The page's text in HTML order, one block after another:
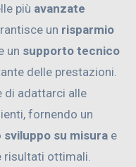
più avanzate
un risparmio
un supporto tecnico
delle prestazioni.
di adattarci alle
fornendo un
sviluppo su misura e
risultati ottimali.